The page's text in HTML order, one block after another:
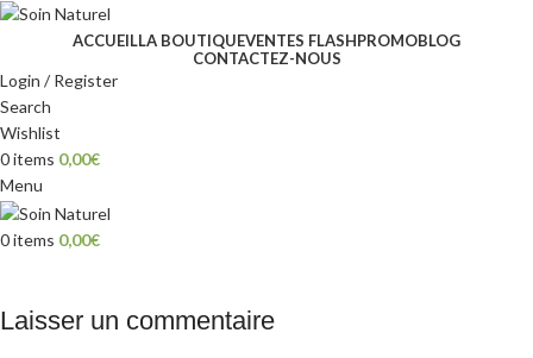
ACCUEILLA BOUTIQUEVENTES FLASHPROMOBLOG
CONTACTEZ-NOUS
Login / Register
Search
Wishlist
0items 0,00€
Menu
0items 0,00€
Laisser un commentaire